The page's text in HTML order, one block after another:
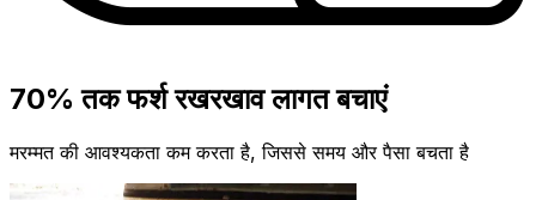
70% तक फर्श रखरखाव लागत बचाएं
मरम्मत की आवश्यकता कम करता है, जिससे समय और पैसा बचता है